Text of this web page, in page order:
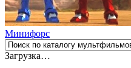
Минифорс
Загрузка…